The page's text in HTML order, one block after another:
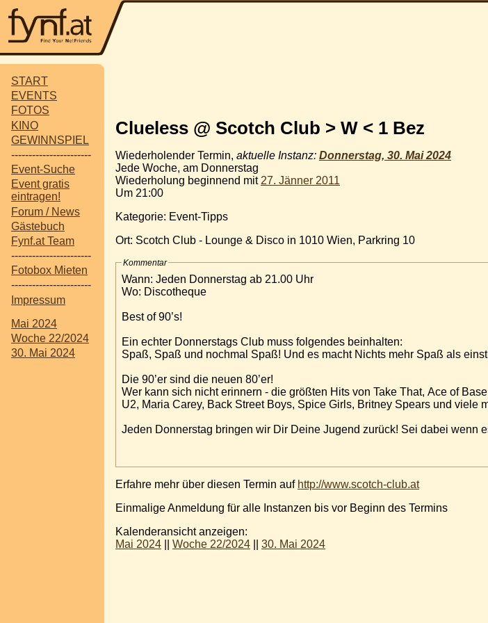
START
EVENTS
FOTOS
KINO
GEWINNSPIEL
-----------------------
Event-Suche
Event gratis
eintragen!
Forum / News
Gästebuch
Fynf.at Team
-----------------------
Fotobox Mieten
-----------------------
Impressum
Mai 2024
Woche 22/2024
30. Mai 2024
Clueless @ Scotch Club > W < 1 Bez
Wiederholender Termin, aktuelle Instanz: Donnerstag, 30. Mai 2024
Jede Woche, am Donnerstag
Wiederholung beginnend mit 27. Jänner 2011
Um 21:00
Kategorie: Event-Tipps
Ort: Scotch Club - Lounge & Disco in 1010 Wien, Parkring 10
Kommentar
Wann: Jeden Donnerstag ab 21.00 Uhr
Wo: Discotheque
Best of 90’s!
Ein echter Donnerstags Club muss folgendes beinhalten:
Spaß, Spaß und nochmal Spaß! Und es macht Nichts mehr Spaß als
Die 90’er sind die neuen 80’er!
Wer kann sich nicht erinnern - die größten Hits von Take That, Ace of
U2, Maria Carey, Back Street Boys, Spice Girls, Britney Spears und viele
Jeden Donnerstag bringen wir Dir Deine Jugend zurück! Sei dabei wenn
Erfahre mehr über diesen Termin auf http://www.scotch-club.at
Einmalige Anmeldung für alle Instanzen bis vor Beginn des Termins
Kalenderansicht anzeigen:
Mai 2024
Woche 22/2024 30. Mai 2024